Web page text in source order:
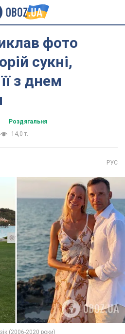
фото
сукні,
з днем
Роздягальня
14,0 т.
РУС